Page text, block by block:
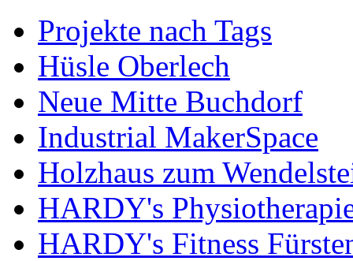
Projekte nach Tags
Hüsle Oberlech
Neue Mitte Buchdorf
Industrial MakerSpace
Holzhaus zum
HARDY's
HARDY's Fitness